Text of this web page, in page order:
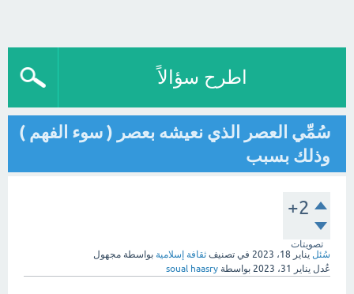
اطرح سؤالاً
سُمِّي العصر الذي نعيشه بعصر ( سوء الفهم )
وذلك بسبب
+2
تصويتات
سُئل يناير 18، 2023 في تصنيف ثقافة إسلامية بواسطة مجهول
عُدل يناير 31، 2023 بواسطة soual haasry